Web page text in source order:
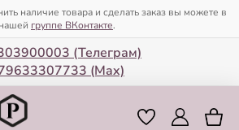
наличие товара и сделать заказ вы можете в
нашей группе ВКонтакте.
(Телеграм)
(Мax)